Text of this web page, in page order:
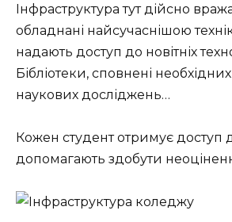
Інфраструктура тут дійсно
обладнані найсучаснішою
надають доступ до новітніх
Бібліотеки, сповнені
наукових досліджень…
Кожен студент отримує доступ
допомагають здобути